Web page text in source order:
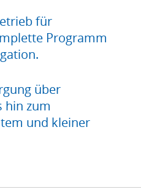
für
Programm
über
hin zum
und kleiner